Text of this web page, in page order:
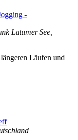
-
Latumer See,
Läufen und